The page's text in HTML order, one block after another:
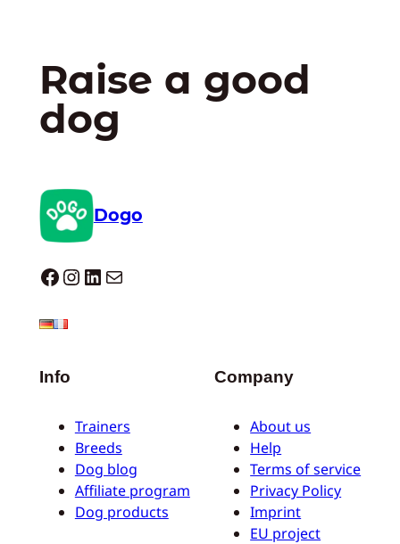
Raise a good
dog
Dogo
Dogo facebook InstagramLinkedIn E-mail
Info
Trainers
Breeds
Dog blog
Affiliate program
Dog products
Company
About us
Help
Terms of service
Privacy Policy
Imprint
EU project